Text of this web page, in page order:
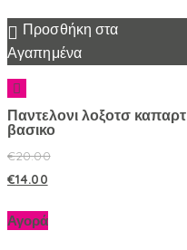
Προσθήκη στα
Αγαπημένα
Παντελονι λοξοτσ καπαρτ
βασικο
€20.00
€14.00
Αγορά